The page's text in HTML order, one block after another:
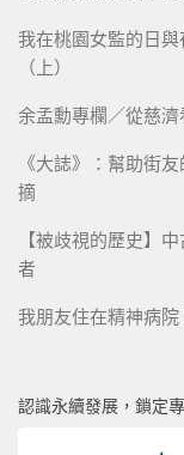
我在桃園女監的日
（上）
余孟勳專欄／從慈
《大誌》：幫助街
摘
【被歧視的歷史】
者
我朋友住在精神病
認識永續發展，鎖定專